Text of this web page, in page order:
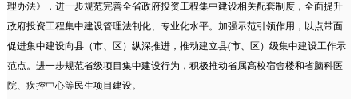
理办法》，进一步规范完善全省政府投资工程集中建设相关配套制度，全面提升
政府投资工程集中建设管理法制化、专业化水平。加强示范引领作用，以点带面
促进集中建设向县（市、区）纵深推进，推动建立县(市、区）级集中建设工作示
范点。进一步规范省级项目集中建设行为，积极推动省属高校宿舍楼和省脑科医
院、疾控中心等民生项目建设。